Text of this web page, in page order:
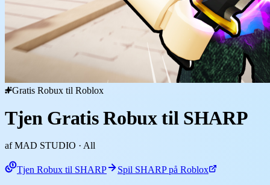
Gratis Robux til Roblox
Tjen Gratis Robux til SHARP
af MAD STUDIO · All
Tjen Robux til SHARP Spil SHARP på Roblox